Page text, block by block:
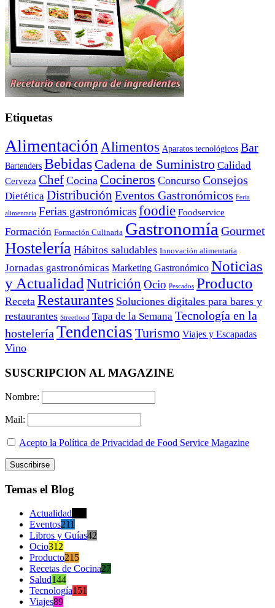
Etiquetas
Alimentación Alimentos Aparatos tecnológicos Bar
Bartenders Bebidas Cadena de Suministro Calidad
Cerveza Chef Cocina Cocineros Concurso Consejos
Dietética Distribución Eventos Gastronómicos Feria
alimentaria Ferias gastronómicasfoodie Foodservice
Formación Formación Culinaria Gastronomía Gourmet
Hostelería Hábitos saludables Innovación alimentaria
Jornadas gastronómicas Marketing Gastronómico Noticias
y Actualidad Nutrición Ocio Pescados Producto
Receta Restaurantes Soluciones digitales para bares y
restaurantes Streetfood Tapa de la Semana Tecnología en la
hostelería Tendencias Turismo Viajes y Escapadas
Vino
SUSCRIPCION AL MAGAZINE
Nombre:
Mail:
Acepto la Política de Privacidad de Food Service Magazine
Temas el Blog
Actualidad
Eventos211
Libros y Guías42
Ocio312
Producto215
Recetas de Cocina27
Salud144
Tecnología151
Viajes89